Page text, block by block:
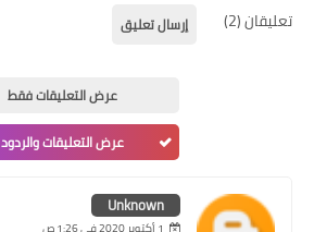
تعليقان (2) إرسال تعليق
عرض التعليقات فقط
عرض التعليقات والردود
Unknown
1 أكتوبر 2020 في 1:26 ص